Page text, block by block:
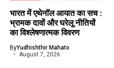
भारत में एथेनॉल आयात का सच :
भ्रामक दावों और घरेलू नीतियों
का विश्लेषणात्मक विवरण
ByYudhishthir Mahato
August 7, 2026